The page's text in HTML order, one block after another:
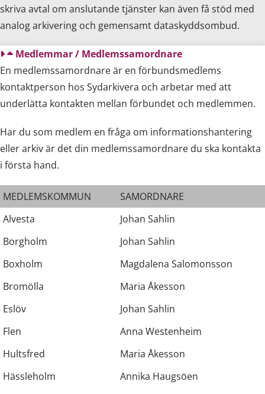
skriva avtal om anslutande tjänster kan även få stöd med
analog arkivering och gemensamt dataskyddsombud.
Medlemmar / Medlemssamordnare
En medlemssamordnare är en förbundsmedlems
kontaktperson hos Sydarkivera och arbetar med att
underlätta kontakten mellan förbundet och medlemmen.
Har du som medlem en fråga om informationshantering
eller arkiv är det din medlemssamordnare du ska kontakta
i första hand.
MEDLEMSKOMMUN
SAMORDNARE
Alvesta
Johan Sahlin
Borgholm
Johan Sahlin
Boxholm
Magdalena Salomonsson
Bromölla
Maria Åkesson
Eslöv
Johan Sahlin
Flen
Anna Westenheim
Hultsfred
Maria Åkesson
Hässleholm
Annika Haugsöen